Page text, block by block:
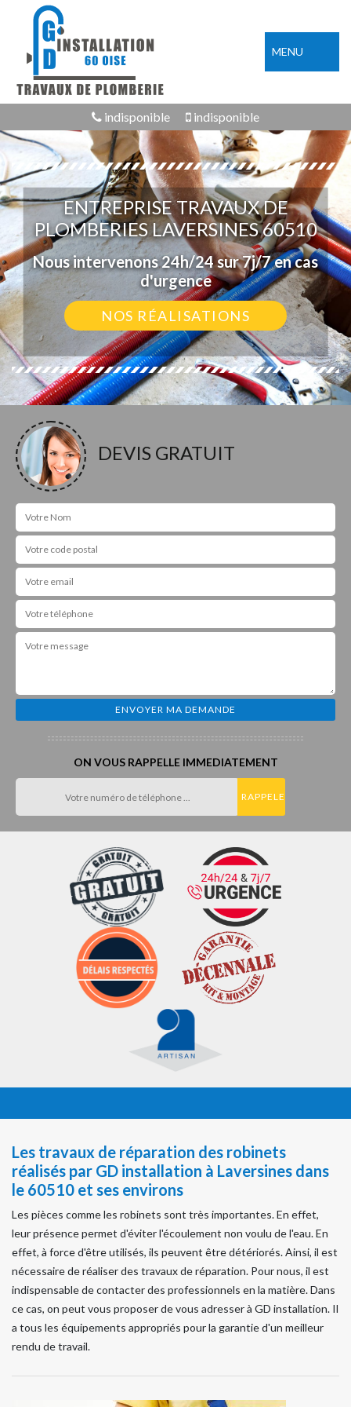
MENU
indisponible indisponible
ENTREPRISE TRAVAUX DE
PLOMBERIES LAVERSINES 60510
Nous intervenons 24h/24 sur 7j/7 en cas
d'urgence
NOS RÉALISATIONS
DEVIS GRATUIT
ON VOUS RAPPELLE IMMEDIATEMENT
Les travaux de réparation des robinets
réalisés par GD installation à Laversines dans
le 60510 et ses environs
Les pièces comme les robinets sont très importantes. En effet,
leur présence permet d'éviter l'écoulement non voulu de l'eau. En
effet, à force d'être utilisés, ils peuvent être détériorés. Ainsi, il est
nécessaire de réaliser des travaux de réparation. Pour nous, il est
indispensable de contacter des professionnels en la matière. Dans
ce cas, on peut vous proposer de vous adresser à GD installation. Il
a tous les équipements appropriés pour la garantie d'un meilleur
rendu de travail.